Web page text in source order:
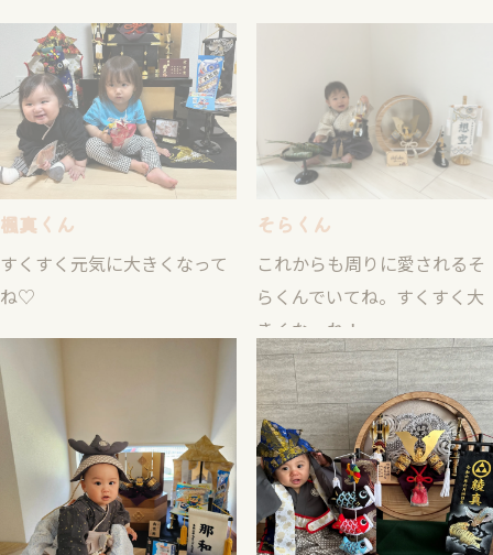
楓真くん
すくすく元気に大きくなって
ね♡
そらくん
これからも周りに愛されるそ
らくんでいてね。すくすく大
きくなーれ！